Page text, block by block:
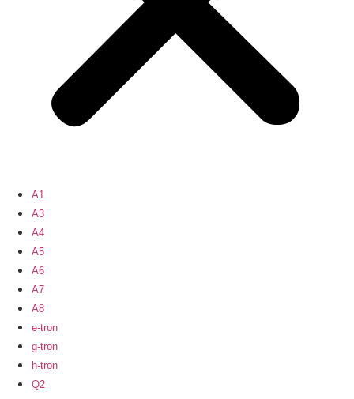
A1
A3
A4
A5
A6
A7
A8
e-tron
g-tron
h-tron
Q2